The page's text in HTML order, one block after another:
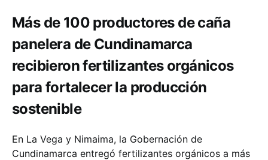
Más de 100 productores de caña
panelera de Cundinamarca
recibieron fertilizantes orgánicos
para fortalecer la producción
sostenible
En La Vega y Nimaima, la Gobernación de
Cundinamarca entregó fertilizantes orgánicos a más